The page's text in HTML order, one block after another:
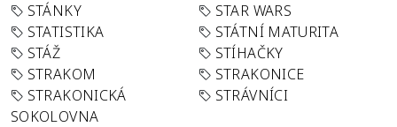
STÁNKY
STAR WARS
STATISTIKA
STÁTNÍ MATURITA
STÁŽ
STÍHAČKY
STRAKOM
STRAKONICE
STRAKONICKÁ
SOKOLOVNA
STRÁVNÍCI